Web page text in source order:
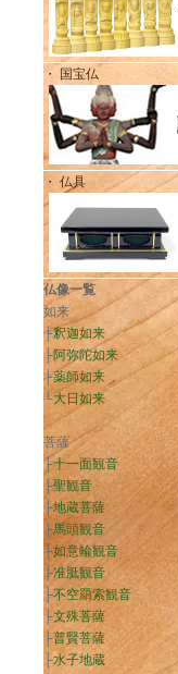
・ 国宝仏
・ 仏具
仏像一覧
如来
├釈迦如来
├阿弥陀如来
├薬師如来
└大日如来
菩薩
├十一面観音
├聖観音
├地蔵菩薩
├馬頭観音
├如意輪観音
├准胝観音
├不空羂索観音
├文殊菩薩
├普賢菩薩
├水子地蔵